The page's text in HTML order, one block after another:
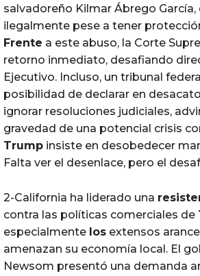
salvadoreño Kilmar Ábrego
ilegalmente pese a tener
Frente a este abuso, la Corte
retorno inmediato, desafiando
Ejecutivo. Incluso, un tribunal
posibilidad de declarar en
ignorar resoluciones judiciales,
gravedad de una potencial crisis
Trump insiste en desobedecer
Falta ver el desenlace, pero el
2-California ha liderado una
contra las políticas comerciales de
especialmente los extensos
amenazan su economía local. El
Newsom presentó una demanda